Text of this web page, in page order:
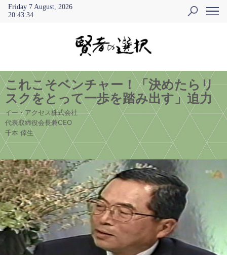
Friday 7 August, 2026
20:43:35
これこそベンチャー！「決めたらリ
スクをとって一歩を踏み出す」迫力
イー・アクセス株式会社
代表取締役会長兼CEO
千本 倖生